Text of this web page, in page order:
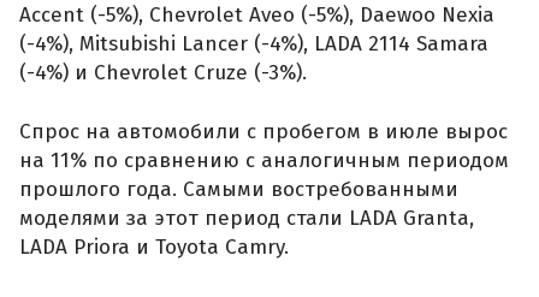
Accent (-5%), Chevrolet Aveo (-5%), Daewoo Nexia
(-4%), Mitsubishi Lancer (-4%), LADA 2114 Samara
(-4%) и Chevrolet Cruze (-3%).
Спрос на автомобили с пробегом в июле вырос
на 11% по сравнению с аналогичным периодом
прошлого года. Самыми востребованными
моделями за этот период стали LADA Granta,
LADA Priora и Toyota Camry.